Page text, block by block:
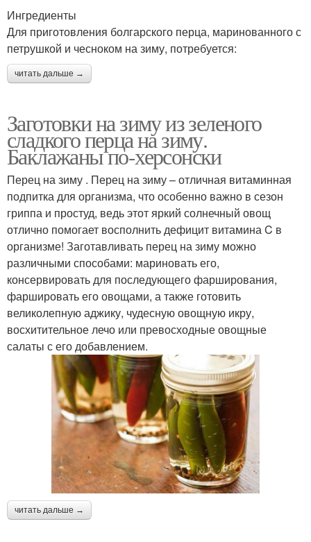
Ингредиенты
Для приготовления болгарского перца, маринованного с
петрушкой и чесноком на зиму, потребуется:
читать дальше →
Заготовки на зиму из зеленого
сладкого перца на зиму.
Баклажаны по-херсонски
Перец на зиму . Перец на зиму – отличная витаминная
подпитка для организма, что особенно важно в сезон
гриппа и простуд, ведь этот яркий солнечный овощ
отлично помогает восполнить дефицит витамина C в
организме! Заготавливать перец на зиму можно
различными способами: мариновать его,
консервировать для последующего фарширования,
фаршировать его овощами, а также готовить
великолепную аджику, чудесную овощную икру,
восхитительное лечо или превосходные овощные
салаты с его добавлением.
читать дальше →